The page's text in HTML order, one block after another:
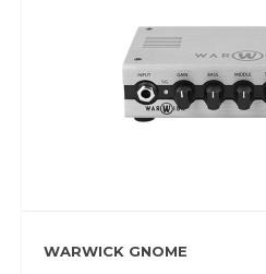
WARWICK GNOME